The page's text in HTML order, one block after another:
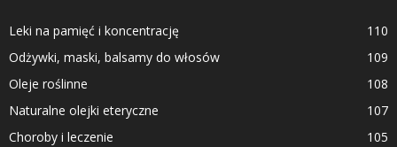
Leki na pamięć i koncentrację
110
Odżywki, maski, balsamy do włosów
109
Oleje roślinne
108
Naturalne olejki eteryczne
107
Choroby i leczenie
105